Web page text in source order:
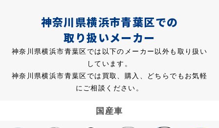
神奈川県横浜市青葉区での
取り扱いメーカー
神奈川県横浜市青葉区では以下のメーカー以外も取り扱い
しています。
神奈川県横浜市青葉区では買取、購入、どちらでもお気軽
にご相談ください。
国産車